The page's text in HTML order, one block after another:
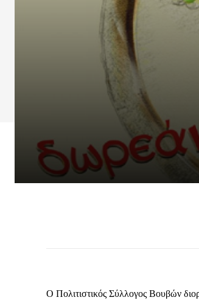
Ο Πολιτιστικός Σύλλογος Βουβών